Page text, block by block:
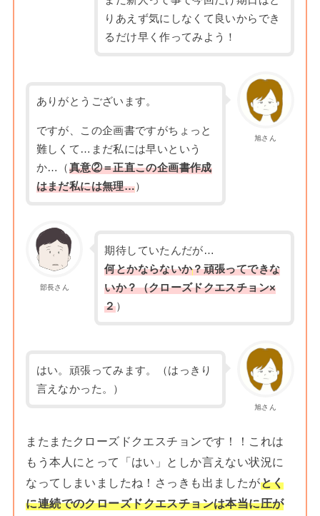
りあえず気にしなくて良いからでき
るだけ早く作ってみよう！
旭さん
ありがとうございます。
ですが、この企画書ですがちょっと
難しくて…まだ私には早いという
か…（真意②＝正直この企画書作成
はまだ私には無理…）
部長さん
期待していたんだが…
何とかならないか？頑張ってできな
いか？（クローズドクエスチョン×
２）
旭さん
はい。頑張ってみます。（はっきり
言えなかった。）
またまたクローズドクエスチョンです！！これは
もう本人にとって「はい」としか言えない状況に
なってしまいましたね！さっきも出ましたがとく
に連続でのクローズドクエスチョンは本当に圧が